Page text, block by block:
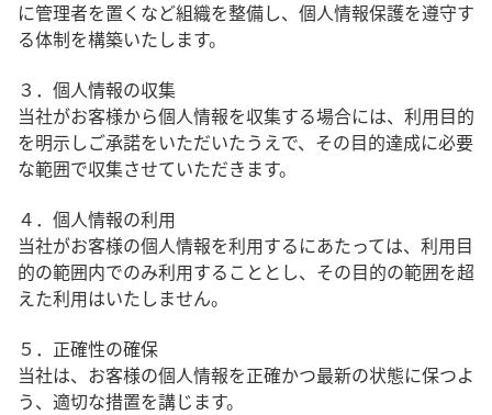
に管理者を置くなど組織を整備し、個人情報保護を遵守す
る体制を構築いたします。
３．個人情報の収集
当社がお客様から個人情報を収集する場合には、利用目的
を明示しご承諾をいただいたうえで、その目的達成に必要
な範囲で収集させていただきます。
４．個人情報の利用
当社がお客様の個人情報を利用するにあたっては、利用目
的の範囲内でのみ利用することとし、その目的の範囲を超
えた利用はいたしません。
５．正確性の確保
当社は、お客様の個人情報を正確かつ最新の状態に保つよ
う、適切な措置を講じます。